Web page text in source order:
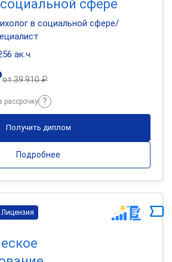
сфере
в социальной сфере/
ак.ч
от39 910 ₽
рассрочку
Получить диплом
Подробнее
Лицензия